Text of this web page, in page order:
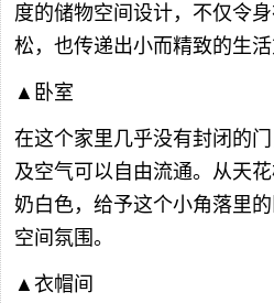
度的储物空间设计，不仅令
松，也传递出小而精致的生活
▲卧室
在这个家里几乎没有封闭的
及空气可以自由流通。从天
奶白色，给予这个小角落里
空间氛围。
▲衣帽间